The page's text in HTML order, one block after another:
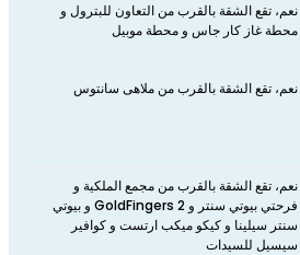
نعم، تقع الشقة بالقرب من التعاون للبترول و
محطة غاز كار جاس و محطة موبيل
نعم، تقع الشقة بالقرب من ملاهى سانتوس
نعم، تقع الشقة بالقرب من مجمع الملكية و
فرحتي بيوتي سنتر و GoldFingers 2 و بيوتي
سنتر سيلينا و كيكو ميكب ارتست و كوافير
سيسيل للسيدات